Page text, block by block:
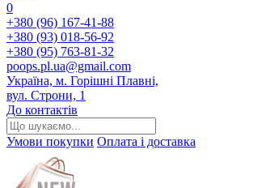
0
+380 (96) 167-41-88
+380 (93) 018-56-92
+380 (95) 763-81-32
poops.pl.ua@gmail.com
Україна, м. Горішні Плавні,
вул. Строни, 1
До контактів
Умови покупки Оплата і доставка